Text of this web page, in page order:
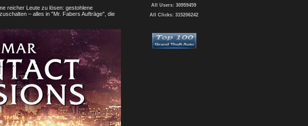
reicher Leute zu lösen: gestohlene
– alles in "Mr. Fabers Aufträge", die
All Users: 30959459
All Clicks: 315206242